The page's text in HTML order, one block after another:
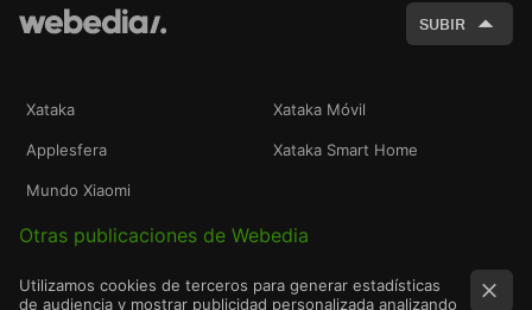
SUBIR
Xataka Xataka Móvil
Applesfera Xataka Smart Home
Mundo Xiaomi
Otras publicaciones de Webedia
Utilizamos cookies de terceros para generar estadísticas
de audiencia y mostrar publicidad personalizada analizando